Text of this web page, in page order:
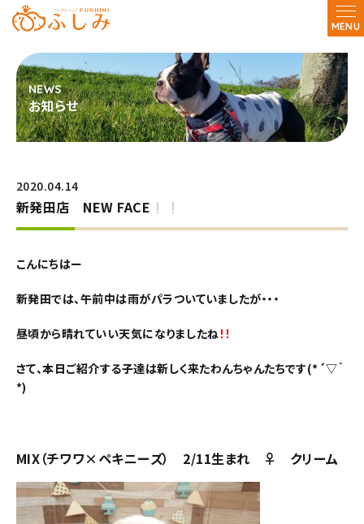
MENU
お知らせ
2020.04.14
新発田店 NEW FACE
こんにちはー
新発田では、午前中は雨がパラついていましたが・・・
昼頃から晴れていい天気になりましたね！！
さて、本日ご紹介する子達は新しく来たわんちゃんたちです(*´▽｀
*)
MIX（チワワ×ペキニーズ） 2/11生まれ ♀ クリーム